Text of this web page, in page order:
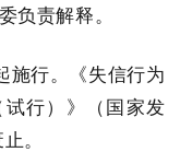
负责解释。
施行。《失信行为
行）》（国家发
。